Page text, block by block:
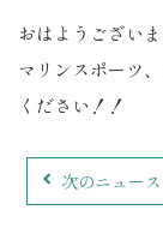
おはようござい
マリンスポーツ
ください！！
次のニュース